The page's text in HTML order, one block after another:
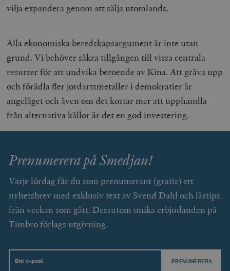
vilja expandera genom att sälja utomlands.
Alla ekonomiska beredskapsargument är inte utan
grund. Vi behöver säkra tillgången till vissa centrala
resurser för att undvika beroende av Kina. Att gräva upp
och förädla fler jordartsmetaller i demokratier är
angeläget och även om det kostar mer att upphandla
från alternativa källor är det en god investering.
Prenumerera på Smedjan!
Varje lördag får du som prenumerant (gratis) ett
nyhetsbrev med exklusiv text av Svend Dahl och lästips
från veckan som gått. Dessutom unika erbjudanden på
Timbro förlags utgivning.
Email